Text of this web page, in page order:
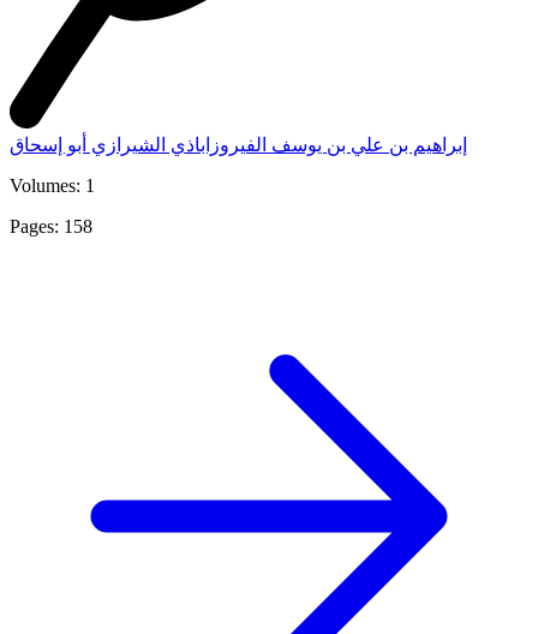
إبراهيم بن علي بن يوسف الفيروزاباذي الشيرازي أبو إسحاق
Volumes: 1
Pages: 158